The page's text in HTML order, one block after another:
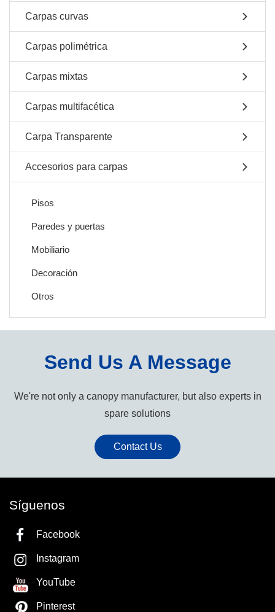
Carpas curvas
Carpas polimétrica
Carpas mixtas
Carpas multifacética
Carpa Transparente
Accesorios para carpas
Pisos
Paredes y puertas
Mobiliario
Decoración
Otros
Send Us A Message
We're not only a canopy manufacturer, but also experts in
spare solutions
Contact Us
Síguenos
Facebook
Instagram
YouTube
Pinterest